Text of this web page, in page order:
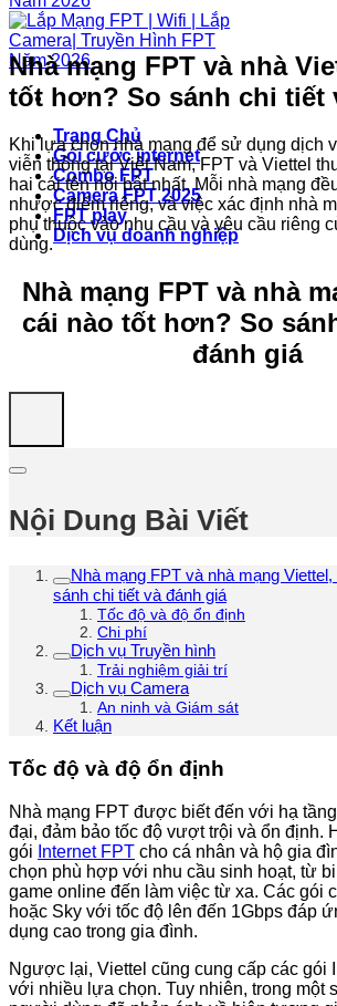
Trang Chủ
Gói cước internet
Combo FPT
Camera FPT 2025
FPT play
Dịch vụ doanh nghiệp
Nhà mạng FPT và nhà
tốt hơn? So sánh chi tiết
Khi lựa chọn nhà mạng để sử dụng dịch
viễn thông tại Việt Nam, FPT và Viettel
hai cái tên nổi bật nhất. Mỗi nhà mạng
nhược điểm riêng, và việc xác định nhà
phụ thuộc vào nhu cầu và yêu cầu riêng
dùng.
Nhà mạng FPT và nhà
cái nào tốt hơn? So
đánh giá
Nội Dung Bài Viết
Nhà mạng FPT và nhà mạng
sánh chi tiết và đánh giá
Tốc độ và độ ổn định
Chi phí
Dịch vụ Truyền hình
Trải nghiệm giải trí
Dịch vụ Camera
An ninh và Giám sát
Kết luận
Tốc độ và độ ổn định
Nhà mạng FPT được biết đến với hạ
đại, đảm bảo tốc độ vượt trội và ổn định.
gói Internet FPT cho cá nhân và hộ gia
chọn phù hợp với nhu cầu sinh hoạt, từ
game online đến làm việc từ xa. Các gói
hoặc Sky với tốc độ lên đến 1Gbps đáp
dụng cao trong gia đình.
Ngược lại, Viettel cũng cung cấp các gói
với nhiều lựa chọn. Tuy nhiên, trong một